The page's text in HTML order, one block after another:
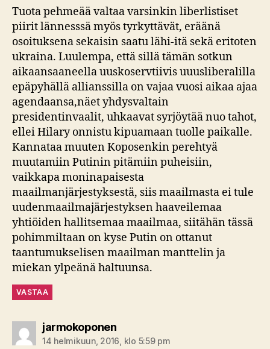
Tuota pehmeää valtaa varsinkin liberlistiset
piirit lännesssä myös tyrkyttävät, eräänä
osoituksena sekaisin saatu lähi-itä sekä eritoten
ukraina. Luulempa, että sillä tämän sotkun
aikaansaaneella uuskoservtiivis uuusliberalilla
epäpyhällä allianssilla on vajaa vuosi aikaa ajaa
agendaansa,näet yhdysvaltain
presidentinvaalit, uhkaavat syrjöytää nuo tahot,
ellei Hilary onnistu kipuamaan tuolle paikalle.
Kannataa muuten Koposenkin perehtyä
muutamiin Putinin pitämiin puheisiin,
vaikkapa moninapaisesta
maailmanjärjestyksestä, siis maailmasta ei tule
uudenmaailmajärjestyksen haaveilemaa
yhtiöiden hallitsemaa maailmaa, siitähän tässä
pohimmiltaan on kyse Putin on ottanut
taantumukselisen maailman manttelin ja
miekan ylpeänä haltuunsa.
VASTAA
jarmokoponensanoo:
14 helmikuun, 2016, klo 5:59 pm